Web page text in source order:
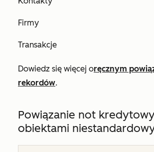
Firmy
Transakcje
Dowiedz się więcej oręcznym
rekordów.
Powiązanie not
obiektami